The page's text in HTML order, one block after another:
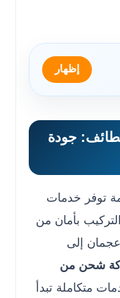
إظهار
: جودة
توفر خدمات
بأمان من
إلى
شحن من
متكاملة تبدأ